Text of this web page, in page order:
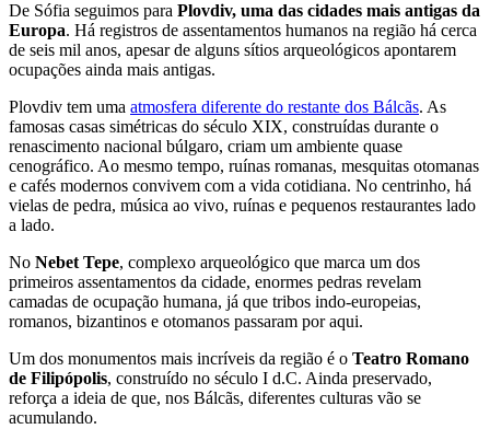
De Sófia seguimos para Plovdiv, uma das cidades mais antigas da
Europa. Há registros de assentamentos humanos na região há cerca
de seis mil anos, apesar de alguns sítios arqueológicos apontarem
ocupações ainda mais antigas.
Plovdiv tem uma atmosfera diferente do restante dos Bálcãs. As
famosas casas simétricas do século XIX, construídas durante o
renascimento nacional búlgaro, criam um ambiente quase
cenográfico. Ao mesmo tempo, ruínas romanas, mesquitas otomanas
e cafés modernos convivem com a vida cotidiana. No centrinho, há
vielas de pedra, música ao vivo, ruínas e pequenos restaurantes lado
a lado.
No Nebet Tepe, complexo arqueológico que marca um dos
primeiros assentamentos da cidade, enormes pedras revelam
camadas de ocupação humana, já que tribos indo-europeias,
romanos, bizantinos e otomanos passaram por aqui.
Um dos monumentos mais incríveis da região é o Teatro Romano
de Filipópolis, construído no século I d.C. Ainda preservado,
reforça a ideia de que, nos Bálcãs, diferentes culturas vão se
acumulando.